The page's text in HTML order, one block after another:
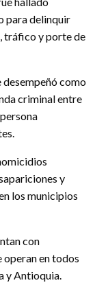
para delinquir
tráfico y porte de
desempeñó como
criminal entre
y
los municipios
con
en todos
y Antioquia.